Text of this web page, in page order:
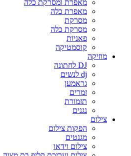
מאפרת ומסרקת כלה
מאפרת כלה
מסרקת
מסרקת כלה
פאניות
קוסמטיקה
מוזיקה
DJ לחתונה
dj לנשים
גראמען
זמרים
תזמורת
נגנים
צילום
הפקות צילום
מגנטים
צילום וידאו